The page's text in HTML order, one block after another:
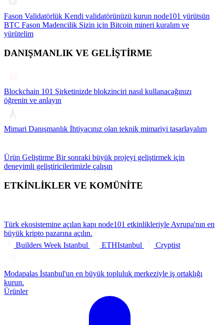
Fason Validatörlük Kendi validatörünüzü kurun node101 yürütsün
BTC Fason Madencilik Sizin için Bitcoin mineri kuralım ve
yürütelim
DANIŞMANLIK VE GELİŞTİRME
Blockchain 101 Şirketinizde blokzinciri nasıl kullanacağınızı
öğrenin ve anlayın
Mimari Danışmanlık İhtiyacınız olan teknik mimariyi tasarlayalım
Ürün Geliştirme Bir sonraki büyük projeyi geliştirmek için
deneyimli geliştiricilerimizle çalışın
ETKİNLİKLER VE KOMÜNİTE
Türk ekosistemine açılan kapı node101 etkinlikleriyle Avrupa'nın en
büyük kripto pazarına açılın.
Builders Week Istanbul
ETHIstanbul Cryptist
Modapalas İstanbul'un en büyük topluluk merkeziyle iş ortaklığı
kurun.
Ürünler